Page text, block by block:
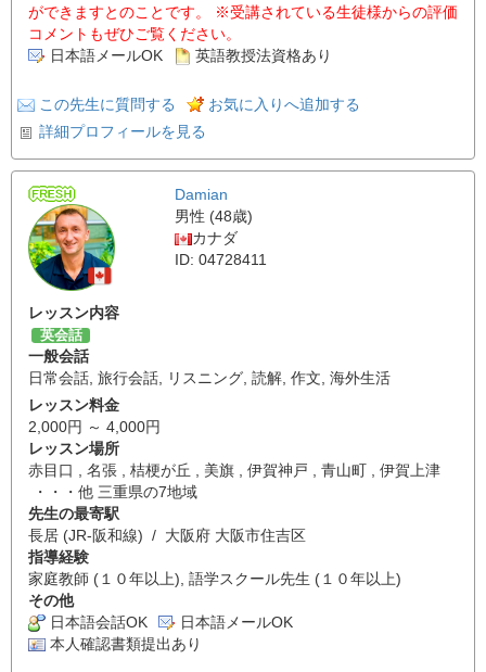
ができますとのことです。 ※受講されている生徒様からの評価
コメントもぜひご覧ください。
日本語メールOK
英語教授法資格あり
この先生に質問する
お気に入りへ追加する
詳細プロフィールを見る
Damian
男性 (48歳)
カナダ
ID: 04728411
レッスン内容
英会話
一般会話
日常会話 旅行会話 リスニング 読解 作文 海外生活
レッスン料金
2,000円 ～ 4,000円
レッスン場所
赤目口 , 名張 , 桔梗が丘 , 美旗 , 伊賀神戸 , 青山町 , 伊賀上津
・・・他 三重県の7地域
先生の最寄駅
長居 (JR-阪和線) / 大阪府 大阪市住吉区
指導経験
家庭教師 (１０年以上), 語学スクール先生 (１０年以上)
その他
日本語会話OK
日本語メールOK
本人確認書類提出あり